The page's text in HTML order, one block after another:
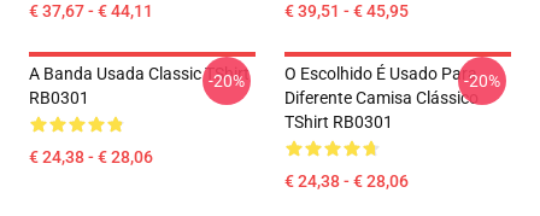
€ 37,67 - € 44,11 € 39,51 - € 45,95
A Banda Usada Classic TShirt
RB0301
€ 24,38 - € 28,06
-20%
O Escolhido É Usado Para
Diferente Camisa Clássico
TShirt RB0301
€ 24,38 - € 28,06
-20%